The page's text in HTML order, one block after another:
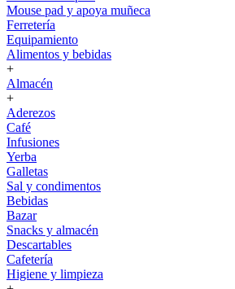
Mouse pad y apoya muñeca
Ferretería
Equipamiento
Alimentos y bebidas
+
Almacén
+
Aderezos
Café
Infusiones
Yerba
Galletas
Sal y condimentos
Bebidas
Bazar
Snacks y almacén
Descartables
Cafetería
Higiene y limpieza